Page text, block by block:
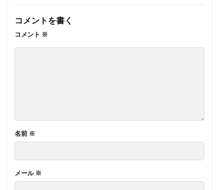
コメントを書く
コメント ※
名前 ※
メール ※